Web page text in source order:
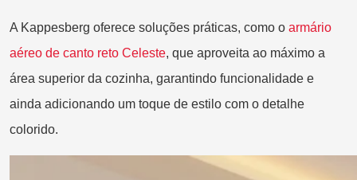
A Kappesberg oferece soluções práticas, como o armário
aéreo de canto reto Celeste, que aproveita ao máximo a
área superior da cozinha, garantindo funcionalidade e
ainda adicionando um toque de estilo com o detalhe
colorido.